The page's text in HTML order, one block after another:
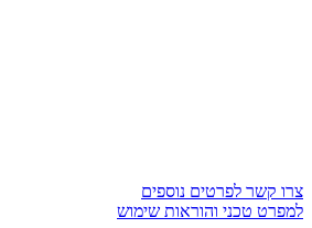
צרו קשר לפרטים נוספים
למפרט טכני והוראות שימוש